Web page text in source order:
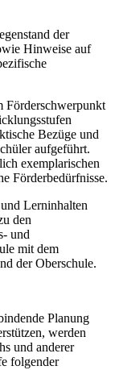
der
Hinweise auf
Förderschwerpunkt
Bezüge und
aufgeführt.
exemplarischen
Förderbedürfnisse.
Lerninhalten
den
und
mit dem
der Oberschule.
Planung
werden
und anderer
folgender